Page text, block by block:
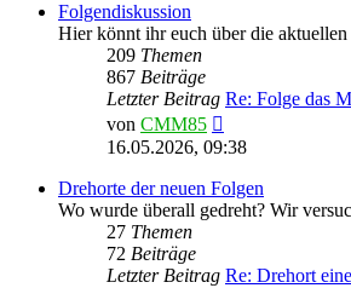
Folgendiskussion
Hier könnt ihr euch über die
209 Themen
867 Beiträge
Letzter Beitrag Re: Folge das
von CMM85
Beitrag
16.05.2026, 09:38
Drehorte der neuen Folgen
Wo wurde überall gedreht? Wir
27 Themen
72 Beiträge
Letzter Beitrag Re: Drehort